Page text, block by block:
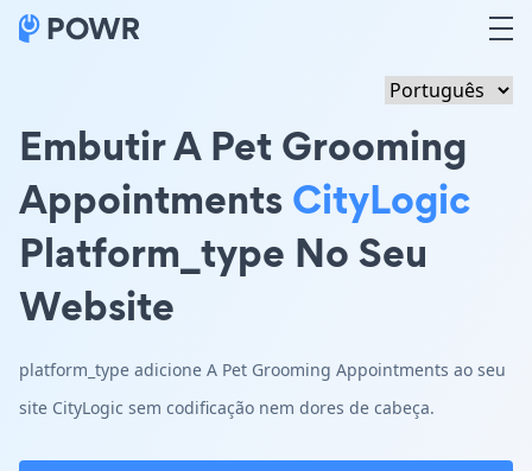
Embutir A Pet Grooming
AppointmentsCityLogic
Platform_type No Seu
Website
platform_type adicione A Pet Grooming Appointments ao seu
site CityLogic sem codificação nem dores de cabeça.